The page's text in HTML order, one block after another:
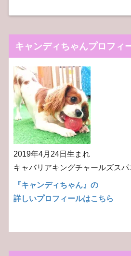
キャンディちゃんプロフィ
2019年4月24日生まれ
キャバリアキングチャールズスパ
『キャンディちゃん』の
詳しいプロフィールはこちら